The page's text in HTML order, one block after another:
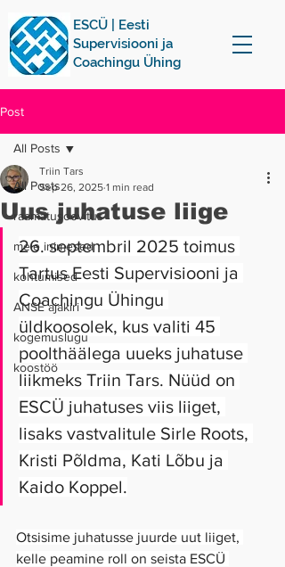
ESCÜ | Eesti
Supervisiooni ja
Coachingu Ühing
Post
All Posts
raamatusoovitus
meie inimesed
kohtumised
ANSE ajakiri
kogemuslugu
koostöö
All Posts
Uus juhatuse liige
Triin Tars
Sep 26, 2025 1 min read
26. septembril 2025 toimus
Tartus Eesti Supervisiooni ja
Coachingu Ühingu
üldkoosolek, kus valiti 45
poolthäälega uueks juhatuse
liikmeks Triin Tars. Nüüd on
ESCÜ juhatuses viis liiget,
lisaks vastvalitule Sirle Roots,
Kristi Põldma, Kati Lõbu ja
Kaido Koppel.
Otsisime juhatusse juurde uut liiget,
kelle peamine roll on seista ESCÜ